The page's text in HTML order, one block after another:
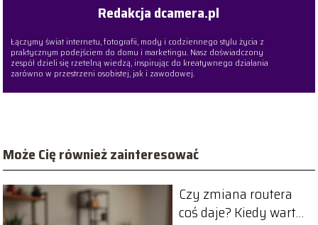
Redakcja dcamera.pl
Łączymy świat internetu, fotografii, mody i codziennego stylu życia z
praktycznym podejściem do domu i marketingu. Nasz doświadczony
zespół dzieli się rzetelną wiedzą, inspirując do kreatywnego działania
zarówno w przestrzeni osobistej, jak i zawodowej.
Może Cię również zainteresować
Czy zmiana routera
coś daje? Kiedy warto